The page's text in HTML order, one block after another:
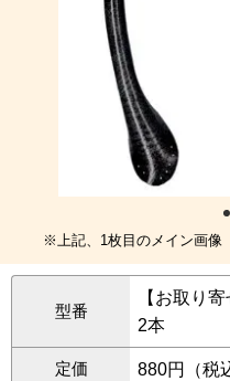
※上記、1枚目のメイン画像
型番
【お取り
2本
定価 880円（税